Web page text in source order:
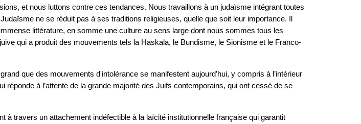
et nous luttons contre ces tendances. Nous travaillons à un judaïsme intégrant toutes
ne se réduit pas à ses traditions religieuses, quelle que soit leur importance. Il
littérature, en somme une culture au sens large dont nous sommes tous les
qui a produit des mouvements tels la Haskala, le Bundisme, le Sionisme et le Franco-
que des mouvements d'intolérance se manifestent aujourd’hui, y compris à l’intérieur
à l’attente de la grande majorité des Juifs contemporains, qui ont cessé de se
à travers un attachement indéfectible à la laïcité institutionnelle française qui garantit